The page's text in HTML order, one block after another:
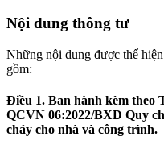
Nội dung thông tư
Những nội dung được thể
gồm:
Điều 1. Ban hành kèm theo
QCVN 06:2022/BXD Quy
cháy cho nhà và công trình.